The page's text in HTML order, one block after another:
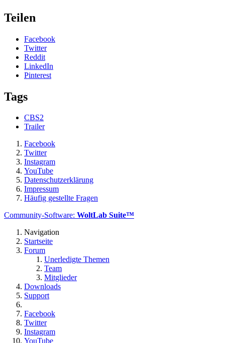
Teilen
Facebook
Twitter
Reddit
LinkedIn
Pinterest
Tags
CBS2
Trailer
Facebook
Twitter
Instagram
YouTube
Datenschutzerklärung
Impressum
Häufig gestellte Fragen
Community-Software: WoltLab Suite™
Navigation
Startseite
Forum
Unerledigte Themen
Team
Mitglieder
Downloads
Support
Facebook
Twitter
Instagram
YouTube